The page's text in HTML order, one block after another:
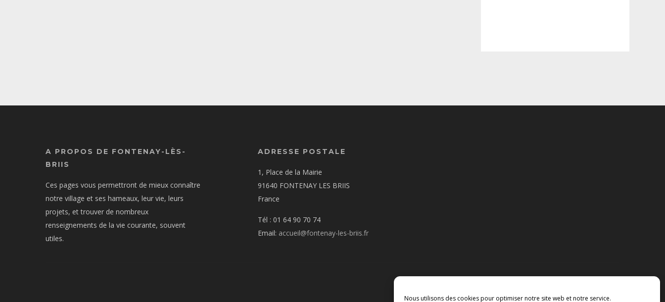
Nous utilisons des cookies pour optimiser notre site web et notre service.
A PROPOS DE FONTENAY-LÈS-
BRIIS
Ces pages vous permettront de mieux connaître
notre village et ses hameaux, leur vie, leurs
projets, et trouver de nombreux
renseignements de la vie courante, souvent
utiles.
ADRESSE POSTALE
1, Place de la Mairie
91640 FONTENAY LES BRIIS
France
Tél : 01 64 90 70 74
Email: accueil@fontenay-les-briis.fr